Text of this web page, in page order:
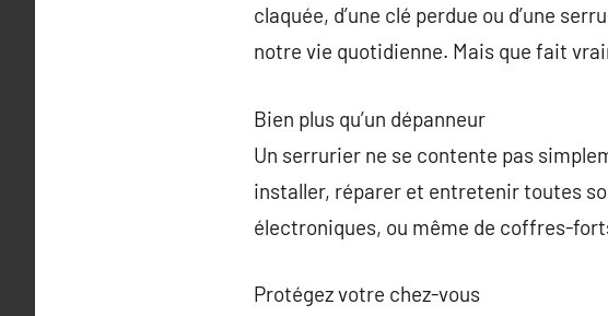
claquée, d’une clé perdue ou d’une
notre vie quotidienne. Mais que fait
Bien plus qu’un dépanneur
Un serrurier ne se contente pas
installer, réparer et entretenir toutes
électroniques, ou même de coffres-
Protégez votre chez-vous